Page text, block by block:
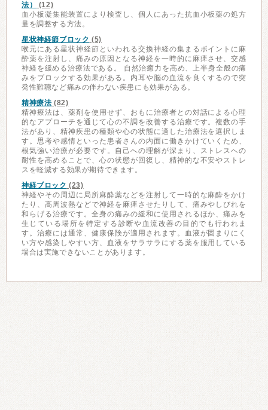
法）
(12)
血小板凝集能装置により検査し、個人にあった抗血小板薬の処方
量を調整する方法。
星状神経節ブロック (5)
喉元にある星状神経節といわれる交換神経の集まるポイントに麻
酔薬を注射し、痛みの原因となる神経を一時的に麻痺させ、交感
神経を緩める治療法である。 自然治癒力を高め、上半身全般の痛
みをブロックする効果がある。内耳や脳の血流を良くするので突
発性難聴など痛みの伴わない疾患にも効果がある。
精神療法 (82)
精神療法は、薬剤を使用せず、おもに治療者との対話による心理
的なアプローチを通じて心の不調を改善する治療です。複数の手
法があり、精神疾患の種類や心の状態に適した治療法を選択しま
す。思考や感情といった患者さんの内面に働きかけていくため、
根気強い治療が必要です。自己への理解が深まり、ストレスへの
耐性を高めることで、心の状態が回復し、精神的な不安やストレ
スを軽減する効果が期待できます。
神経ブロック (23)
神経やその周辺に局所麻酔薬などを注射して一時的な麻酔をかけ
たり、高周波熱などで神経を麻痺させたりして、痛みやしびれを
和らげる治療です。全身の痛みの緩和に使用されるほか、痛みを
生じている場所を特定する診断や血流改善の目的でも行われま
す。治療には通常、健康保険が適用されます。血液が固まりにく
い方や感染しやすい方、血液をサラサラにする薬を服用している
場合は実施できないことがあります。